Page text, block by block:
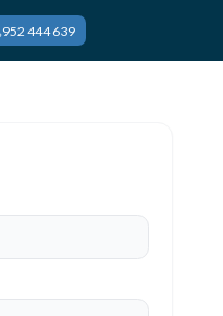
952 444 639